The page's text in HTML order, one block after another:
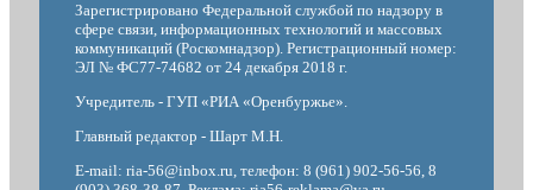
Зарегистрировано Федеральной службой по надзору в
сфере связи, информационных технологий и массовых
коммуникаций (Роскомнадзор). Регистрационный номер:
ЭЛ № ФС77-74682 от 24 декабря 2018 г.
Учредитель - ГУП «РИА «Оренбуржье».
Главный редактор - Шарт М.Н.
E-mail: ria-56@inbox.ru, телефон: 8 (961) 902-56-56, 8